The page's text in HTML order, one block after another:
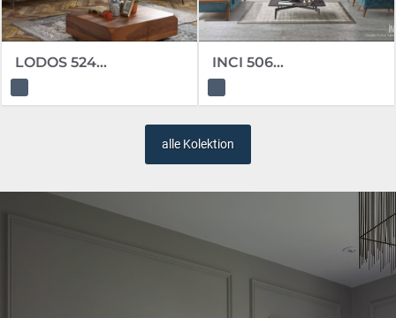
LODOS 524... INCI 506...
alle Kolektion